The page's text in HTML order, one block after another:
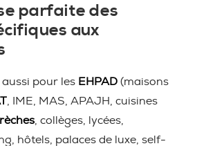
parfaite des
aux
pour les EHPAD (maisons
, IME, MAS, APAJH, cuisines
, collèges, lycées,
hôtels, palaces de luxe, self-